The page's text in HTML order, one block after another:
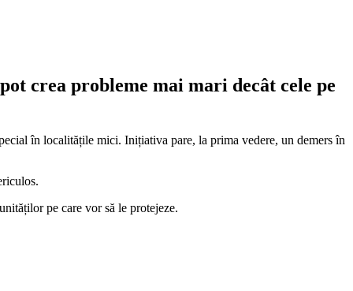
crea probleme mai mari decât cele pe
în localitățile mici. Inițiativa pare, la prima vedere, un demers în
pe care vor să le protejeze.